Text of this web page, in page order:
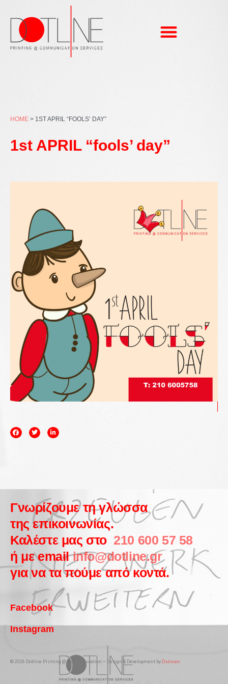
στο
περιεχόμενο
HOME > 1ST APRIL “FOOLS’ DAY”
1st APRIL “fools’ day”
Γνωρίζουμε τη γλώσσα
της επικοινωνίας.
Καλέστε μας στο 210 600 57 58
ή με emailinfo@dotline.gr
για να τα πούμε από κοντά.
Facebook
Instagram
© 2026 Dotline Printing @ Communication – Design & Development by Dstream